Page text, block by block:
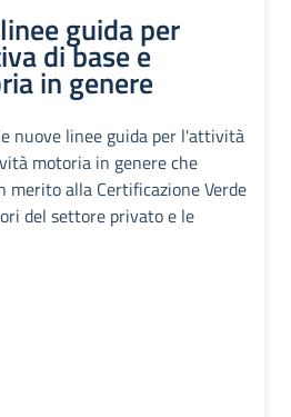
guida per
di base e
in genere
nuove linee guida per l'attività
motoria in genere che
merito alla Certificazione Verde
del settore privato e le